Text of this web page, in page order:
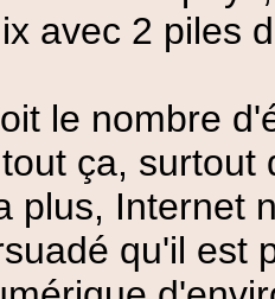
avec 2 piles
le nombre
ça, surtout
plus, Internet
qu'il est